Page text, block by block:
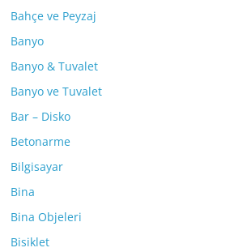
Bahçe ve Peyzaj
Banyo
Banyo & Tuvalet
Banyo ve Tuvalet
Bar – Disko
Betonarme
Bilgisayar
Bina
Bina Objeleri
Bisiklet